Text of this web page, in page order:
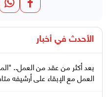
الأحدث في أخبار
بعد أكثر من عقد من العمل..
العمل مع الإبقاء على أرشيفه